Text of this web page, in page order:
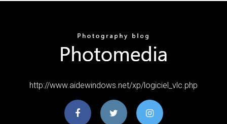
http://www.aidewindows.net/xp/logiciel_vlc.php